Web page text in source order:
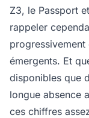
Z3, le Passport
rappeler
émergents. Et
disponibles que
longue absence
ces chiffres